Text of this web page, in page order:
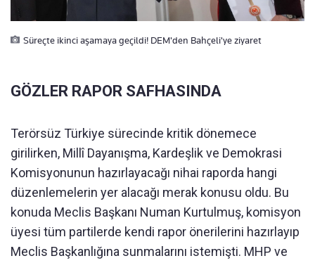
Süreçte ikinci aşamaya geçildi! DEM'den Bahçeli'ye ziyaret
GÖZLER RAPOR SAFHASINDA
Terörsüz Türkiye sürecinde kritik dönemece
girilirken, Millî Dayanışma, Kardeşlik ve Demokrasi
Komisyonunun hazırlayacağı nihai raporda hangi
düzenlemelerin yer alacağı merak konusu oldu. Bu
konuda Meclis Başkanı Numan Kurtulmuş, komisyon
üyesi tüm partilerde kendi rapor önerilerini hazırlayıp
Meclis Başkanlığına sunmalarını istemişti. MHP ve